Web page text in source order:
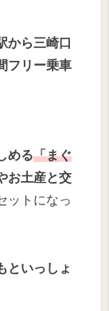
から三崎口
フリー乗車
める「まぐ
お土産と交
ットになっ
といっしょ